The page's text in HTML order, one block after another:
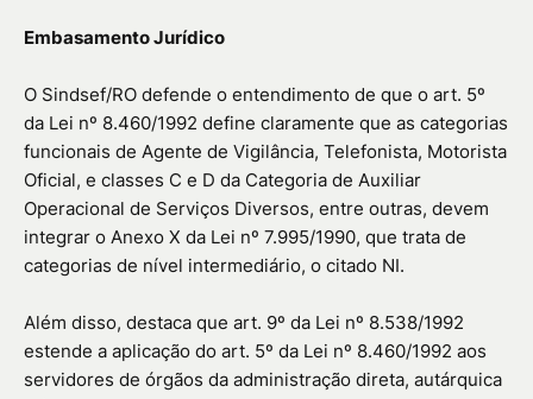
Embasamento Jurídico
O Sindsef/RO defende o entendimento de que o art. 5º
da Lei nº 8.460/1992 define claramente que as categorias
funcionais de Agente de Vigilância, Telefonista, Motorista
Oficial, e classes C e D da Categoria de Auxiliar
Operacional de Serviços Diversos, entre outras, devem
integrar o Anexo X da Lei nº 7.995/1990, que trata de
categorias de nível intermediário, o citado NI.
Além disso, destaca que art. 9º da Lei nº 8.538/1992
estende a aplicação do art. 5º da Lei nº 8.460/1992 aos
servidores de órgãos da administração direta, autárquica